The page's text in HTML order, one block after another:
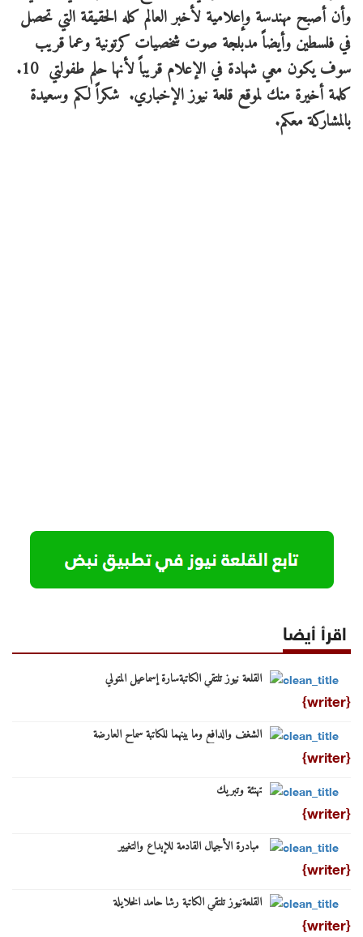
وأن أصبح مهندسة وإعلامية لأخبر العالم كله الحقيقة التي تحصل
في فلسطين وأيضاً مدبلجة صوت شخصيات كرتونية وعما قريب
سوف يكون معي شهادة في الإعلام قريباً لأنها حلم طفولتي 10.
كلمة أخيرة منك لموقع قلعة نيوز الإخباري. شكراً لكم وسعيدة
بالمشاركة معكم.
اقرأ أيضا
القلعة نيوز تلتقي الكاتبةسارة إسماعيل المتولي
{writer}
الشغف والدافع وما بينهما للكاتبة سماح العارضة
{writer}
تهنئة وتبريك
{writer}
مبادرة الأجيال القادمة للإبداع والتغيير
{writer}
القلعةنيوز تلتقي الكاتبة رشا حامد الخلايلة
{writer}